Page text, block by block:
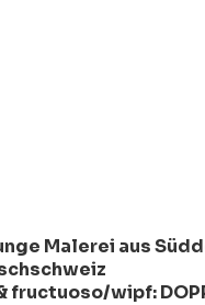
Malerei aus
fructuoso/wipf: